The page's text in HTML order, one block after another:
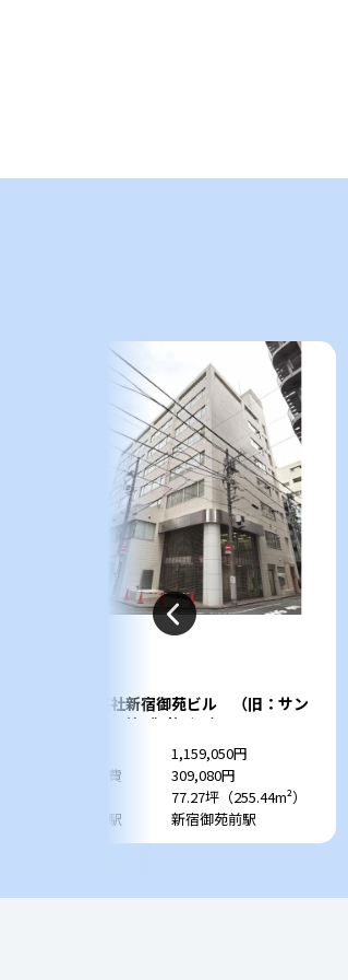
文芸社新宿御苑ビル （旧：サン
サーラ第5御苑ビル）
1,159,050円
共益費
309,080円
77.27坪（255.44m²）
最寄駅
新宿御苑前駅